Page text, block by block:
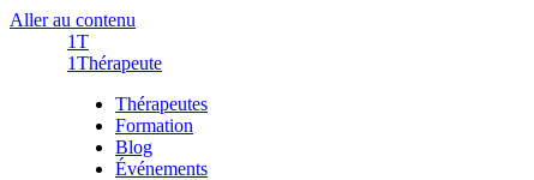
Aller au contenu
1T
1Thérapeute
Thérapeutes
Formation
Blog
Événements